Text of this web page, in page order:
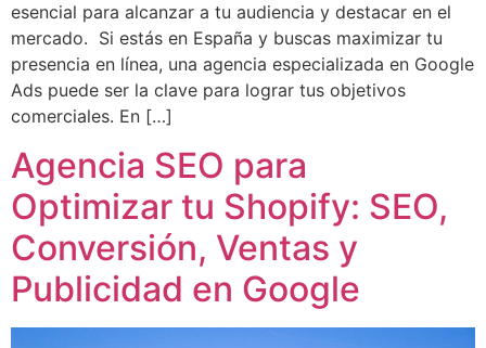
esencial para alcanzar a tu audiencia y destacar en el
mercado. Si estás en España y buscas maximizar tu
presencia en línea, una agencia especializada en Google
Ads puede ser la clave para lograr tus objetivos
comerciales. En […]
Agencia SEO para
Optimizar tu Shopify: SEO,
Conversión, Ventas y
Publicidad en Google